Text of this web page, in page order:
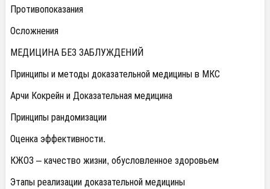
Противопоказания
Осложнения
МЕДИЦИНА БЕЗ ЗАБЛУЖДЕНИЙ
Принципы и методы доказательной медицины в МКС
Арчи Кокрейн и Доказательная медицина
Принципы рандомизации
Оценка эффективности.
КЖОЗ – качество жизни, обусловленное здоровьем
Этапы реализации доказательной медицины